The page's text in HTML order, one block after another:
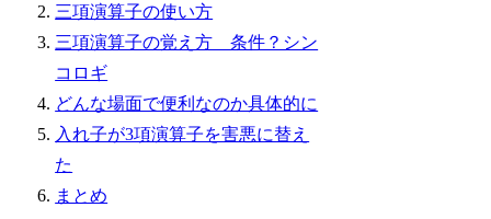
三項演算子の使い方
三項演算子の覚え方 条件？シン
コロギ
どんな場面で便利なのか具体的に
入れ子が3項演算子を害悪に替え
た
まとめ